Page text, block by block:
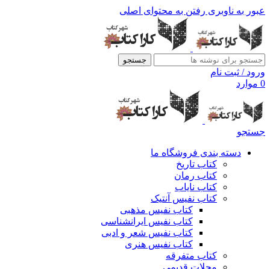
عبور به ناوبری رفتن به محتوای اصلی
جستجو
ورود / ثبت نام
0 موارد
جستجو
دسته بندی فروشگاه ما
کتاب تاریخ
کتاب رمان
کتاب نایاب
کتاب نفیس آنتیک
کتاب نفیس مذهبی
کتاب نفیس ایرانشناسی
کتاب نفیس شعر و ادبی
کتاب نفیس هنری
کتاب متفرقه